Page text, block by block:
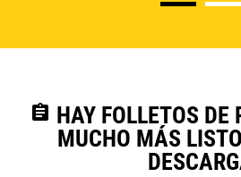
assignment HAY FOLLETOS DE
MUCHO MÁS